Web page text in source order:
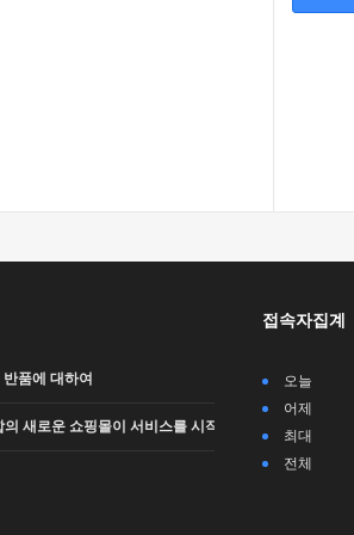
품에 대하여
새로운 쇼핑몰이 서비스를 시작합니다.
접속자집계
오늘
어제
최대
전체